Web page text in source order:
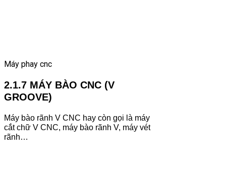
Máy phay cnc
2.1.7 MÁY BÀO CNC (V
GROOVE)
Máy bào rãnh V CNC hay còn gọi là máy
cắt chữ V CNC, máy bào rãnh V, máy vét
rãnh…